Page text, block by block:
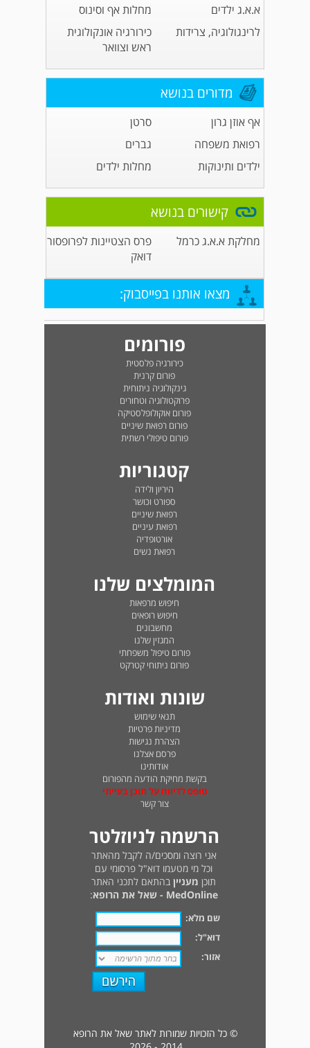
א.א.ג ילדים
מחלות אף וסינוס
לרינגולוגיה, צרידות
כירורגיה אונקולוגית
ראש וצוואר
מדורים בנושא
אף אוזן גרון
סרטן
רפואת משפחה
גברים
ילדים ותינוקות
מחלות ילדים
קישורים בנושא
מחלקת א.א.ג כרמל
פרס הצטיינות לפרופסור
דואק
מצאו אותנו בפייסבוק:
פורומים
כירורגיה פלסטית
פורום קרנית
גינקולוגיה ניתוחית
פרוקטולוגיה וטחורים
פורום אוקולופלסטיקה
פורום רפואת שיניים
פורום טיפולי רשתית
קטגוריות
היריון ולידה
ספורט וכושר
רפואת שיניים
רפואת עיניים
אורטופדיה
רפואת נשים
המומלצים שלנו
חיפוש מרפאות
חיפוש רופאים
מחשבונים
המגזין שלנו
פורום טיפול משפחתי
פורום ניתוחי קטרקט
שונות ואודות
תנאי שימוש
מדיניות פרטיות
הצהרת נגישות
פרסם אצלנו
אודותינו
בקשת מחיקת הודעה מהפורום
טופס לדיווח על תוכן בעייתי
צור קשר
הרשמה לניוזלטר
אני רוצה ומסכים/ה לקבל מהאתר
וכל מי מטעמו דוא"ל פרסומי עם
תוכן מעניין בהתאם לתכני האתר
MedOnline - שאל את הרופא
:
שם מלא:
דוא"ל:
אזור:
© כל הזכויות שמורות לאתר שאל את הרופא